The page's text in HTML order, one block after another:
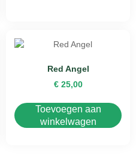
Red Angel
€25,00
Toevoegen aan
winkelwagen